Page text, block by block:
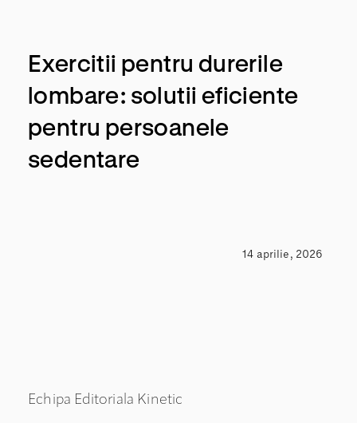
Exercitii pentru durerile
lombare: solutii eficiente
pentru persoanele
sedentare
14 aprilie, 2026
Echipa Editoriala Kinetic